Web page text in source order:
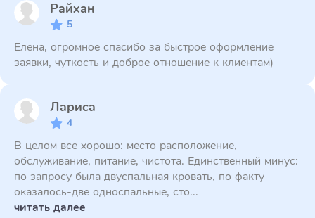
Райхан
5
Елена, огромное спасибо за быстрое оформление
заявки, чуткость и доброе отношение к клиентам)
Лариса
4
В целом все хорошо: место расположение,
обслуживание, питание, чистота. Единственный минус:
по запросу была двуспальная кровать, по факту
оказалось-две односпальные, сто...
читать далее